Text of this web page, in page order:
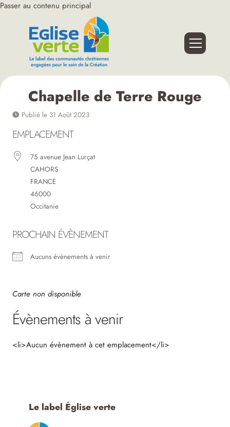
Passer au contenu principal
Le label Église verte
Chapelle de Terre Rouge
Publié le 31 Août 2023
EMPLACEMENT
75 avenue Jean Lurçat
CAHORS
FRANCE
46000
Occitanie
PROCHAIN ÉVÈNEMENT
Aucuns évènements à venir
Carte non disponible
Évènements à venir
<li>Aucun évènement à cet emplacement</li>